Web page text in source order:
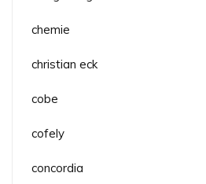
chemie
christian eck
cobe
cofely
concordia